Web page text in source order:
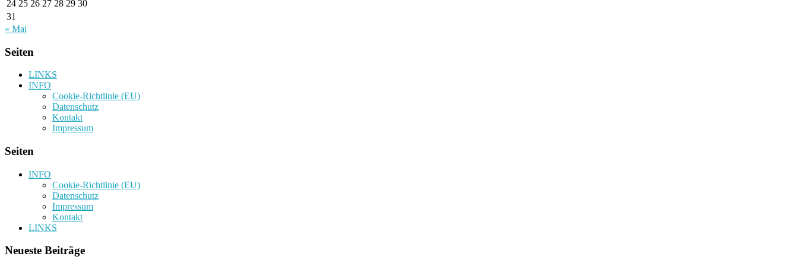
24 25 26 27 28 29 30
31
« Mai
Seiten
LINKS
INFO
Cookie-Richtlinie (EU)
Datenschutz
Kontakt
Impressum
Seiten
INFO
Cookie-Richtlinie (EU)
Datenschutz
Impressum
Kontakt
LINKS
Neueste Beiträge